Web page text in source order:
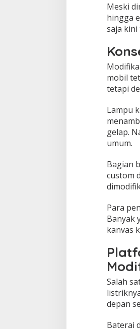
Meski
hingga
saja
mobil
tetapi
Lampu
gelap.
umum.
Bagian
custom
Para
Banyak
kanvas
Salah
depan
Baterai